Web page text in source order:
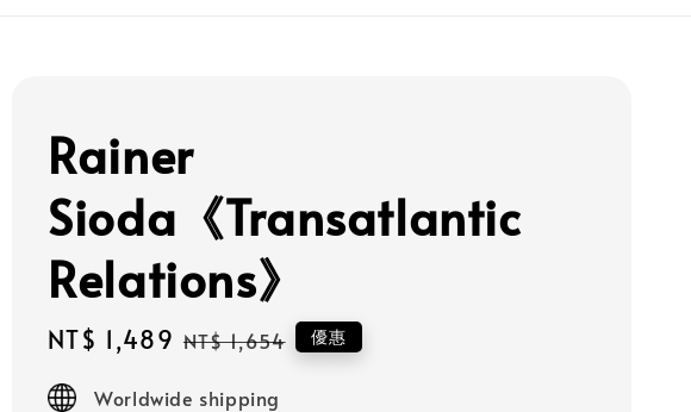
Rainer
Sioda《Transatlantic
Relations》
Sale
price
NT$ 1,489 Regular
NT$ 1,654 優惠
Worldwide shipping